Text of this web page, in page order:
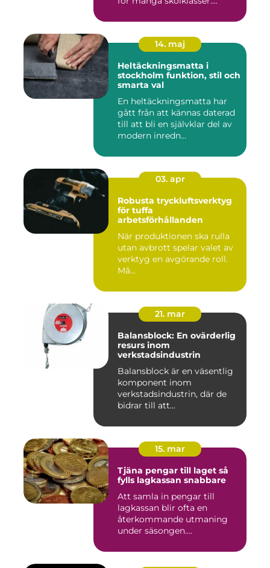
14. maj
Heltäckningsmatta i
stockholm funktion, stil och
smarta val
En heltäckningsmatta har
gått från att kännas daterad
till att bli en självklar del av
modern inredn...
03. apr
Robusta tryckluftsverktyg
för tuffa
arbetsförhållanden
När produktionen ska rulla
utan avbrott spelar valet av
verktyg en avgörande roll.
Må...
21. mar
Balansblock: En ovärderlig
resurs inom
verkstadsindustrin
Balansblock är en väsentlig
komponent inom
verkstadsindustrin, där de
bidrar till att...
15. mar
Tjäna pengar till laget så
fylls lagkassan snabbare
Att samla in pengar till
lagkassan blir ofta en
återkommande utmaning
under säsongen.